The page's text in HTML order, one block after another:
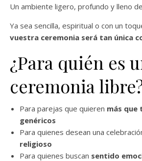
Un ambiente ligero, profundo y lleno
Ya sea sencilla, espiritual o con un
vuestra ceremonia será tan única
¿Para quién es
ceremonia
Para parejas que quieren más
genéricos
Para quienes desean una
religioso
Para quienes buscan sentido